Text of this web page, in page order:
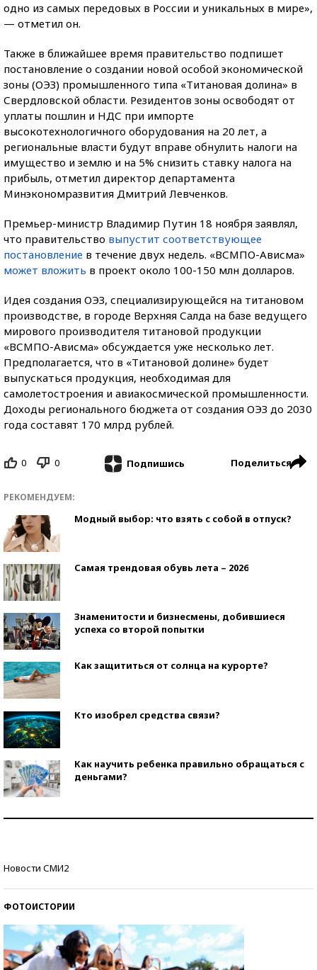
одно из самых передовых в России и уникальных в мире»,
— отметил он.
Также в ближайшее время правительство подпишет
постановление о создании новой особой экономической
зоны (ОЭЗ) промышленного типа «Титановая долина» в
Свердловской области. Резидентов зоны освободят от
уплаты пошлин и НДС при импорте
высокотехнологичного оборудования на 20 лет, а
региональные власти будут вправе обнулить налоги на
имущество и землю и на 5% снизить ставку налога на
прибыль, отметил директор департамента
Минэкономразвития Дмитрий Левченков.
Премьер-министр Владимир Путин 18 ноября заявлял,
что правительство выпустит соответствующее
постановление в течение двух недель. «ВСМПО-Ависма»
может вложить в проект около 100-150 млн долларов.
Идея создания ОЭЗ, специализирующейся на титановом
производстве, в городе Верхняя Салда на базе ведущего
мирового производителя титановой продукции
«ВСМПО-Ависма» обсуждается уже несколько лет.
Предполагается, что в «Титановой долине» будет
выпускаться продукция, необходимая для
самолетостроения и авиакосмической промышленности.
Доходы регионального бюджета от создания ОЭЗ до 2030
года составят 170 млрд рублей.
0 0 Подпишись Поделиться
РЕКОМЕНДУЕМ:
Модный выбор: что взять с собой в отпуск?
Самая трендовая обувь лета – 2026
Знаменитости и бизнесмены, добившиеся
успеха со второй попытки
Как защититься от солнца на курорте?
Кто изобрел средства связи?
Как научить ребенка правильно обращаться с
деньгами?
Новости СМИ2
ФОТОИСТОРИИ